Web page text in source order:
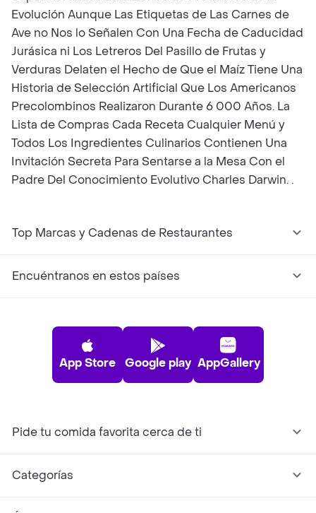
Evolución Aunque Las Etiquetas de Las Carnes de
Ave no Nos lo Señalen Con Una Fecha de Caducidad
Jurásica ni Los Letreros Del Pasillo de Frutas y
Verduras Delaten el Hecho de Que el Maíz Tiene Una
Historia de Selección Artificial Que Los Americanos
Precolombinos Realizaron Durante 6 000 Años. La
Lista de Compras Cada Receta Cualquier Menú y
Todos Los Ingredientes Culinarios Contienen Una
Invitación Secreta Para Sentarse a la Mesa Con el
Padre Del Conocimiento Evolutivo Charles Darwin. .
Top Marcas y Cadenas de Restaurantes
Encuéntranos en estos países
App Store Google play AppGallery
Pide tu comida favorita cerca de ti
Categorías